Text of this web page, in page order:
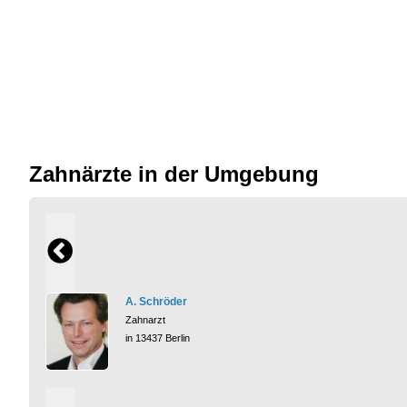
Zahnärzte in der Umgebung
A. Schröder
Zahnarzt
in 13437 Berlin